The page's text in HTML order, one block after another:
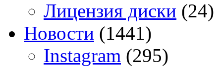
Лицензия диски (24)
Новости (1441)
Instagram (295)